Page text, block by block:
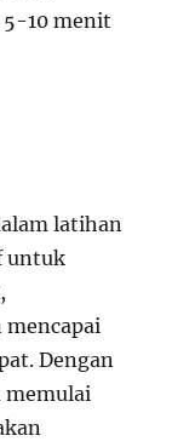
5-10 menit
latihan
untuk
Dengan
memulai